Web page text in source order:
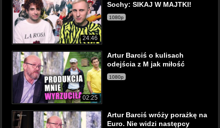
24:46
Sochy: SIKAJ W MAJTKI!
1080p
02:25
Artur Barciś o kulisach
odejścia z M jak miłość
1080p
Artur Barciś wróży porażkę na
Euro. Nie widzi następcy